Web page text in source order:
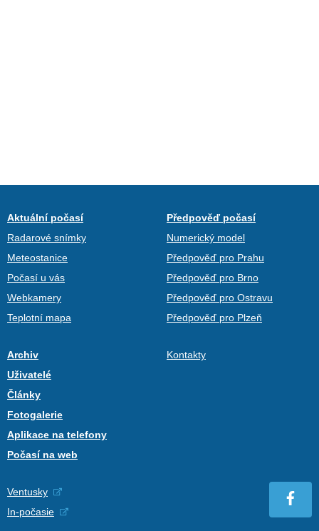
Aktuální počasí
Radarové snímky
Meteostanice
Počasí u vás
Webkamery
Teplotní mapa
Předpověď počasí
Numerický model
Předpověď pro Prahu
Předpověď pro Brno
Předpověď pro Ostravu
Předpověď pro Plzeň
Archiv
Uživatelé
Články
Fotogalerie
Aplikace na telefony
Počasí na web
Kontakty
Ventusky
In-počasie